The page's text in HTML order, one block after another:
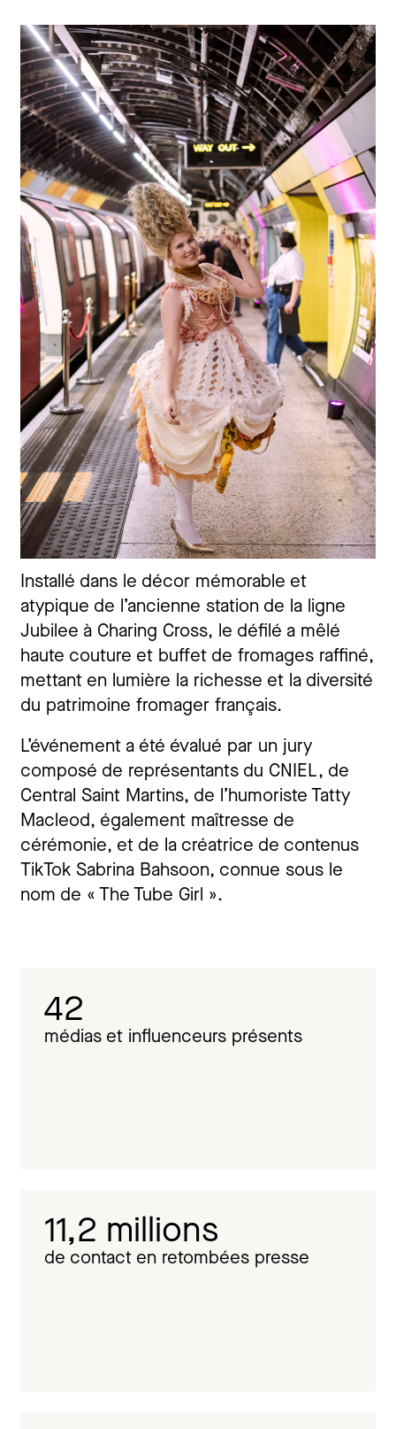
Installé dans le décor mémorable et
atypique de l’ancienne station de la ligne
Jubilee à Charing Cross, le défilé a mêlé
haute couture et buffet de fromages raffiné,
mettant en lumière la richesse et la diversité
du patrimoine fromager français.
L’événement a été évalué par un jury
composé de représentants du CNIEL, de
Central Saint Martins, de l’humoriste Tatty
Macleod, également maîtresse de
cérémonie, et de la créatrice de contenus
TikTok Sabrina Bahsoon, connue sous le
nom de « The Tube Girl ».
42
médias et influenceurs présents
11,2 millions
de contact en retombées presse